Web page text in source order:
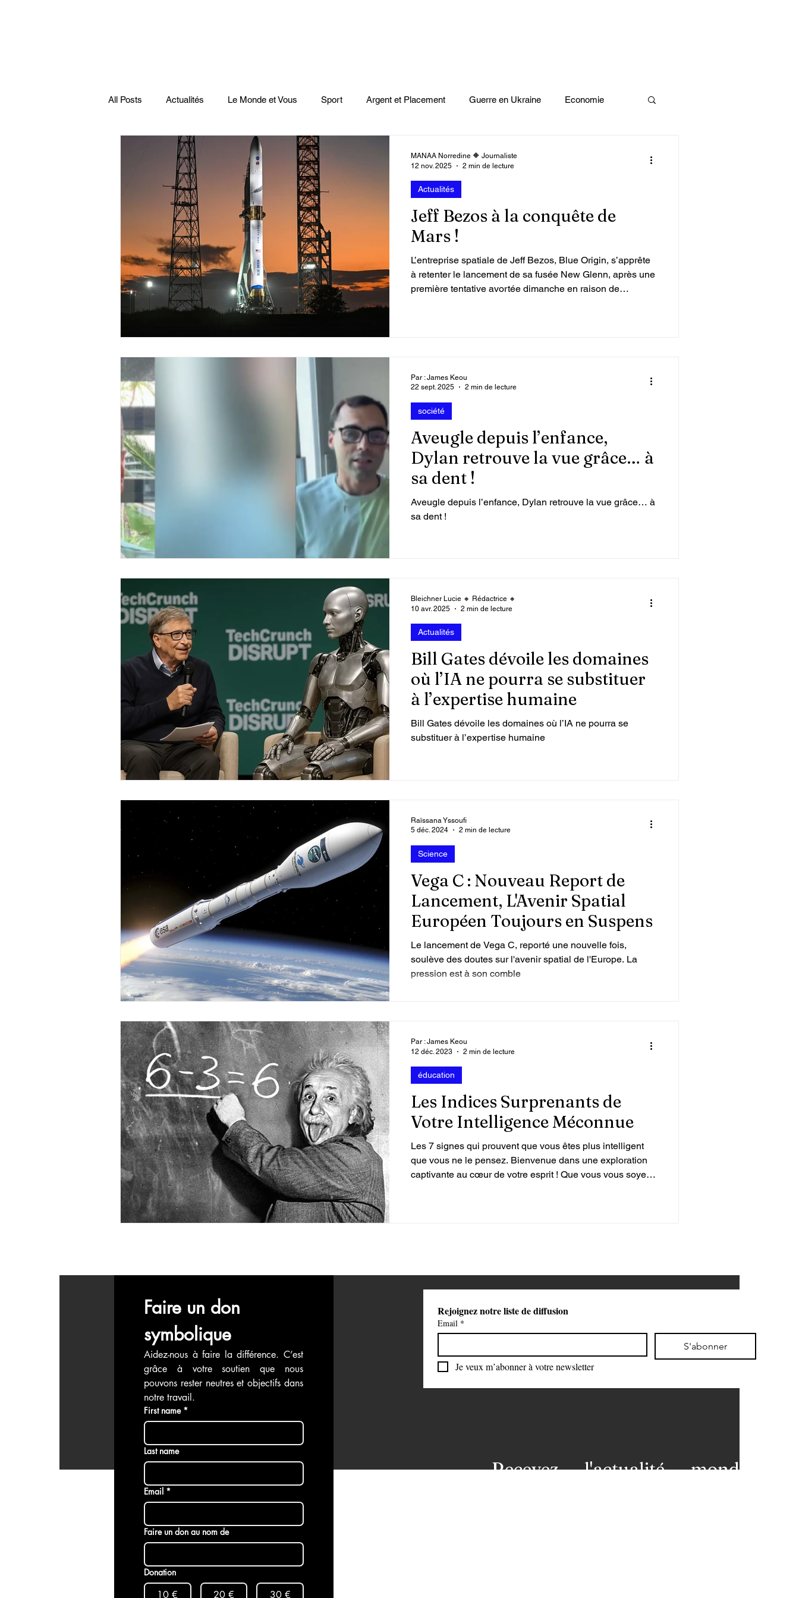
All Posts Actualités Le Monde et Vous Sport Argent et Placement Guerre en Ukraine Economie
économie française Cinéma
Science Podcasts Mode Coupe du monde Rugby
Disparitions Actualités Voyages Vidéos
économie mondiales Enquête vidéos Attaque du Hamas contre Israël
Jeff Bezos à la conquête de
Mars !
L’entreprise spatiale de Jeff Bezos, Blue Origin, s’apprête
à retenter le lancement de sa fusée New Glenn, après une
première tentative avortée dimanche en raison de
Actualités
MANAA Norredine 🔶 Journaliste
12 nov. 2025
2 min de lecture
Aveugle depuis l’enfance,
Dylan retrouve la vue grâce… à
sa dent !
Aveugle depuis l’enfance, Dylan retrouve la vue grâce… à
sa dent !
société
Par : James Keou
22 sept. 2025
2 min de lecture
Bill Gates dévoile les domaines
où l’IA ne pourra se substituer
à l’expertise humaine
Bill Gates dévoile les domaines où l’IA ne pourra se
substituer à l’expertise humaine
Actualités
Bleichner Lucie 🔸 Rédactrice 🔸
10 avr. 2025
2 min de lecture
Vega C : Nouveau Report de
Lancement, L'Avenir Spatial
Européen Toujours en Suspens
Le lancement de Vega C, reporté une nouvelle fois,
soulève des doutes sur l'avenir spatial de l'Europe. La
pression est à son comble
Science
Raïssana Yssoufi
5 déc. 2024
2 min de lecture
Les Indices Surprenants de
Votre Intelligence Méconnue
Les 7 signes qui prouvent que vous êtes plus intelligent
que vous ne le pensez. Bienvenue dans une exploration
captivante au cœur de votre esprit ! Que vous vous soyez
éducation
Par : James Keou
12 déc. 2023
2 min de lecture
Rejoignez notre liste de diffusion
Email *
S'abonner
Je veux m’abonner à votre newsletter
Faire un don
symbolique
Aidez-nous à faire la différence. C’est
grâce à votre soutien que nous
pouvons rester neutres et objectifs dans
notre travail.
First name *
Last name
Email *
Faire un don au nom de
Donation
10 € 20 € 30 €
Recevez l'actualité mondiale